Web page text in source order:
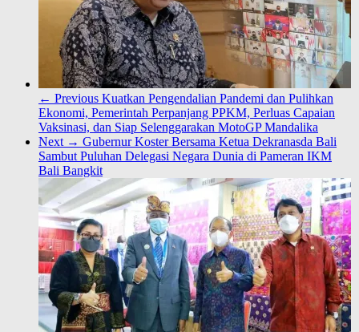
← Previous Kuatkan Pengendalian Pandemi dan Pulihkan
Ekonomi, Pemerintah Perpanjang PPKM, Perluas Capaian
Vaksinasi, dan Siap Selenggarakan MotoGP Mandalika
Next → Gubernur Koster Bersama Ketua Dekranasda Bali
Sambut Puluhan Delegasi Negara Dunia di Pameran IKM
Bali Bangkit